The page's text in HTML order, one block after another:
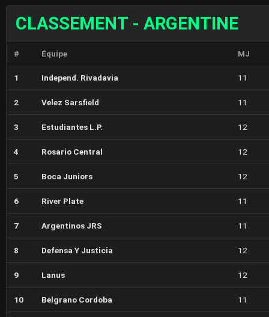
CLASSEMENT - ARGENTINE
# Équipe MJ
1 Independ. Rivadavia 11
2 Velez Sarsfield 11
3 Estudiantes L.P. 12
4 Rosario Central 12
5 Boca Juniors 12
6 River Plate 11
7 Argentinos JRS 11
8 Defensa Y Justicia 12
9 Lanus 12
10 Belgrano Cordoba 11